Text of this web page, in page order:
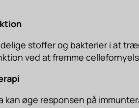
stoffer og bakterier i at
ved at fremme
kan øge responsen på